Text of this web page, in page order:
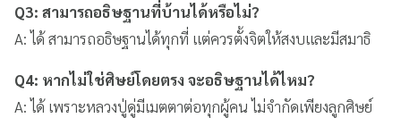
Q3: สามารถอธิษฐานที่บ้านได้หรือไม่?
A: ได้ สามารถอธิษฐานได้ทุกที่ แต่ควรตั้งจิตให้สงบและมีสมาธิ
Q4: หากไม่ใช่ศิษย์โดยตรง จะอธิษฐานได้ไหม?
A: ได้ เพราะหลวงปู่ดู่มีเมตตาต่อทุกผู้คน ไม่จำกัดเพียงลูกศิษย์